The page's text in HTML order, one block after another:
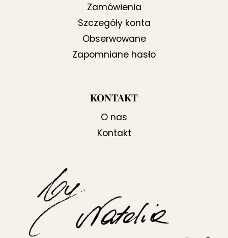
Zamówienia
Szczegóły konta
Obserwowane
Zapomniane hasło
KONTAKT
O nas
Kontakt